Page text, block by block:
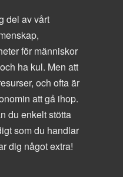
del av vårt
för människor
ha kul. Men att
och ofta är
att gå ihop.
du enkelt stötta
som du handlar
dig något extra!